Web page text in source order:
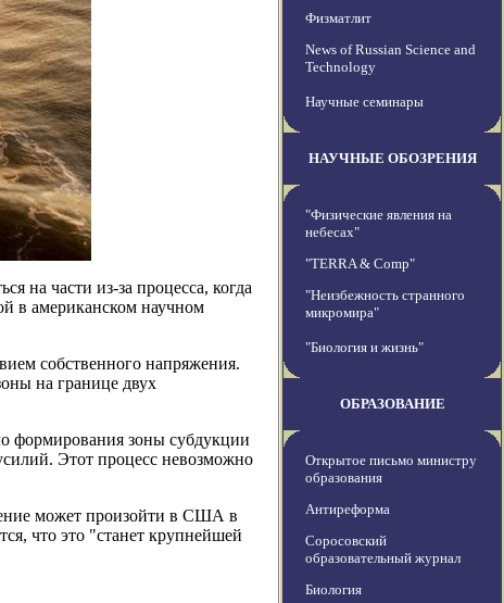
на части из-за процесса, когда
в американском научном
собственного напряжения.
на границе двух
формирования зоны субдукции
Этот процесс невозможно
может произойти в США в
что это "станет крупнейшей
Физматлит
News of Russian Science and
Technology
Научные семинары
НАУЧНЫЕ ОБОЗРЕНИЯ
"Физические явления на
небесах"
"TERRA & Comp"
"Неизбежность странного
микромира"
"Биология и жизнь"
ОБРАЗОВАНИЕ
Открытое письмо министру
образования
Антиреформа
Соросовский
образовательный журнал
Биология